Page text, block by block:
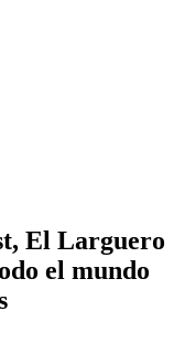
El Larguero
el mundo